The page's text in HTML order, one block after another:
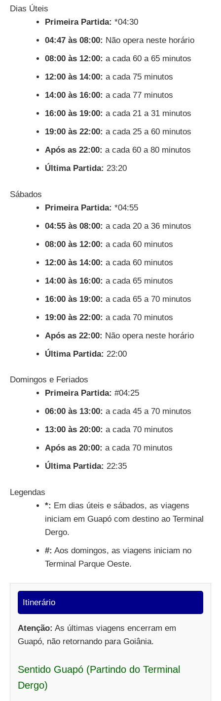
Dias Úteis
Primeira Partida: *04:30
04:47 às 08:00: Não opera neste horário
08:00 às 12:00: a cada 60 a 65 minutos
12:00 às 14:00: a cada 75 minutos
14:00 às 16:00: a cada 77 minutos
16:00 às 19:00: a cada 21 a 31 minutos
19:00 às 22:00: a cada 25 a 60 minutos
Após as 22:00: a cada 60 a 80 minutos
Última Partida: 23:20
Sábados
Primeira Partida: *04:55
04:55 às 08:00: a cada 20 a 36 minutos
08:00 às 12:00: a cada 60 minutos
12:00 às 14:00: a cada 60 minutos
14:00 às 16:00: a cada 65 minutos
16:00 às 19:00: a cada 65 a 70 minutos
19:00 às 22:00: a cada 70 minutos
Após as 22:00: Não opera neste horário
Última Partida: 22:00
Domingos e Feriados
Primeira Partida: #04:25
06:00 às 13:00: a cada 45 a 70 minutos
13:00 às 20:00: a cada 70 minutos
Após as 20:00: a cada 70 minutos
Última Partida: 22:35
Legendas
*: Em dias úteis e sábados, as viagens
iniciam em Guapó com destino ao Terminal
Dergo.
#: Aos domingos, as viagens iniciam no
Terminal Parque Oeste.
Itinerário
Atenção: As últimas viagens encerram em
Guapó, não retornando para Goiânia.
Sentido Guapó (Partindo do Terminal
Dergo)